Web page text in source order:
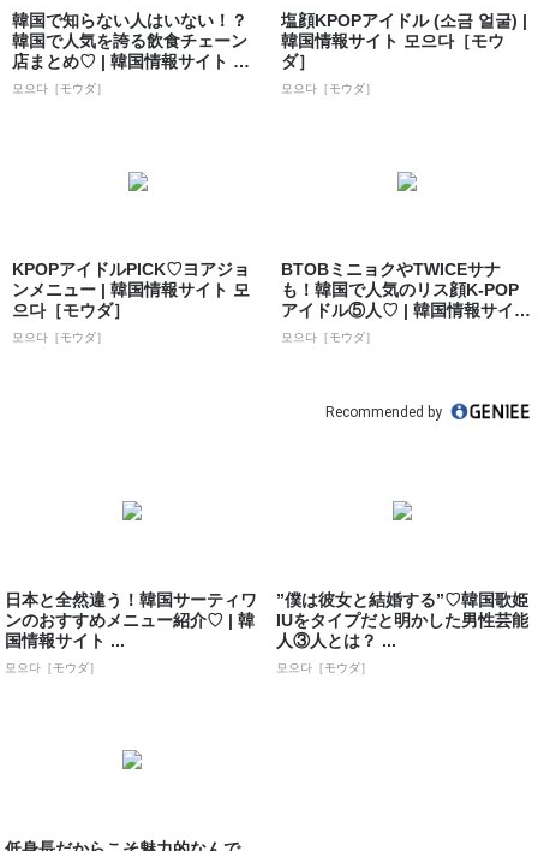
韓国で知らない人はいない！？
韓国で人気を誇る飲食チェーン
店まとめ♡ | 韓国情報サイト 모
으다［モ...
모으다［モウダ］
塩顔KPOPアイドル (소금 얼굴) |
韓国情報サイト 모으다［モウ
ダ］
모으다［モウダ］
KPOPアイドルPICK♡ヨアジョ
ンメニュー | 韓国情報サイト 모
으다［モウダ］
모으다［モウダ］
BTOBミニョクやTWICEサナ
も！韓国で人気のリス顔K-POP
アイドル⑤人♡ | 韓国情報サイ
ト...
모으다［モウダ］
Recommended by
日本と全然違う！韓国サーティワ
ンのおすすめメニュー紹介♡ | 韓
国情報サイト ...
모으다［モウダ］
”僕は彼女と結婚する”♡韓国歌姫
IUをタイプだと明かした男性芸能
人③人とは？ ...
모으다［モウダ］